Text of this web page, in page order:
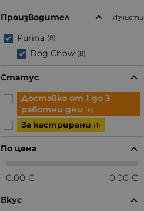
Статус
Доставка от 1 до 3
работни дни (8)
За кастрирани (1)
Производител Изчисти
Purina (8)
Dog Chow (8)
По цена
0.00 € 0.00 €
Вкус